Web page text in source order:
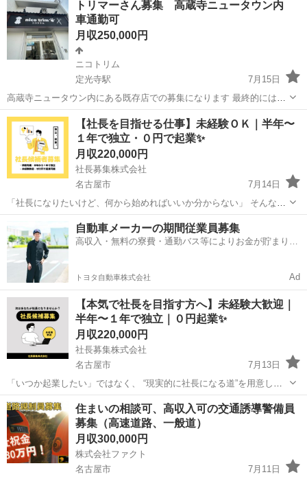
い製品（例） テレビ／洗濯機／エアコン／冷蔵庫／スマー...
トリマーさん募集 高蔵寺ニュータウン内
車通勤可
月収250,000円
ニコトリム
定光寺駅
7月15日
高蔵寺ニュータウン内にある既存店での募集になります 最終的にはお
店をおまかせできる方を募集しております。 仕上げまでできる経験者
の方を募集します 完全予約制なので、休みや営業時間も自身の都合で
決めてください 基本的にはワンオ...
愛知 春日井市 定光寺駅 その他
【社長を目指せる仕事】未経験ＯＫ｜半年〜
１年で独立・０円で起業✨
月収220,000円
社長募集株式会社
名古屋市
7月14日
「社長になりたいけど、何から始めればいいか分からない」 そんな方
のための募集です！ 〈 この仕事の特徴 〉 ・未経験からスタートでき
る ・半年〜１年で独立可能 ・開業資金は全額支援（０円で起業） ・
段...
名古屋市 その他 未経験
自動車メーカーの期間従業員募集
高収入・無料の寮費・通勤バス等によりお金が貯まりや
トヨタ自動車株式会社 Ad
【本気で社長を目指す方へ】未経験大歓迎｜
半年〜１年で独立｜０円起業✨
月収220,000円
社長募集株式会社
名古屋市
7月13日
「いつか起業したい」ではなく、 “現実的に社長になる道”を用意して
います。 〈 この募集のポイント 〉 ・経験やスキルは不要 ・半年〜１
年で独立を目指せる ・起業資金は全額サポート ・実務ベースで経営...
愛知 名古屋市 その他 未経験
住まいの相談可、高収入可の交通誘導警備員
募集（高速道路、一般道）
月収300,000円
株式会社ファクト
名古屋市
7月11日